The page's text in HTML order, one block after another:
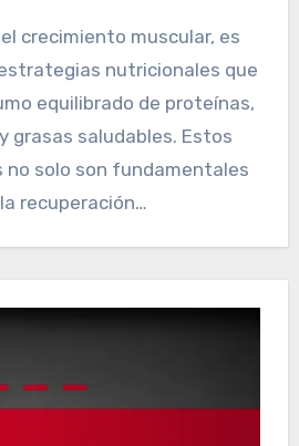
nutricionales que
equilibrado de proteínas,
grasas saludables. Estos
solo son fundamentales
recuperación…